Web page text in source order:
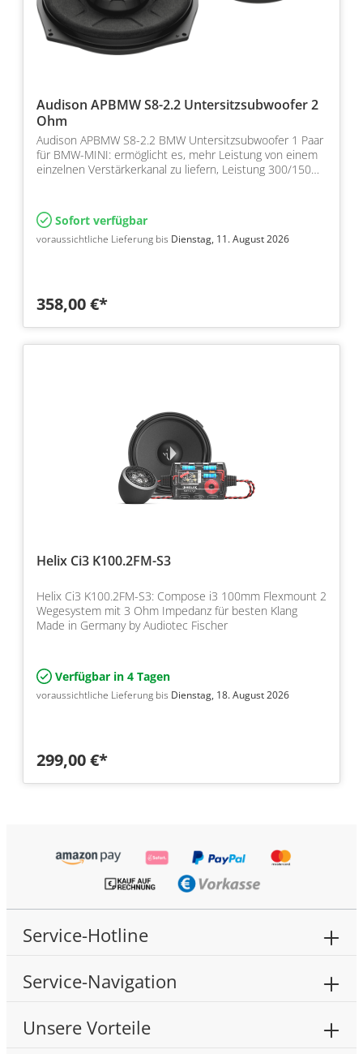
Audison APBMW S8-2.2 Untersitzsubwoofer 2
Ohm
Audison APBMW S8-2.2 BMW Untersitzsubwoofer 1 Paar
für BMW-MINI: ermöglicht es, mehr Leistung von einem
einzelnen Verstärkerkanal zu liefern, Leistung 300/150…
Sofort verfügbar
voraussichtliche Lieferung bis Dienstag, 11. August 2026
358,00 €*
Helix Ci3 K100.2FM-S3
Helix Ci3 K100.2FM-S3: Compose i3 100mm Flexmount 2
Wegesystem mit 3 Ohm Impedanz für besten Klang
Made in Germany by Audiotec Fischer
Verfügbar in 4 Tagen
voraussichtliche Lieferung bis Dienstag, 18. August 2026
299,00 €*
Service-Hotline
Service-Navigation
Unsere Vorteile